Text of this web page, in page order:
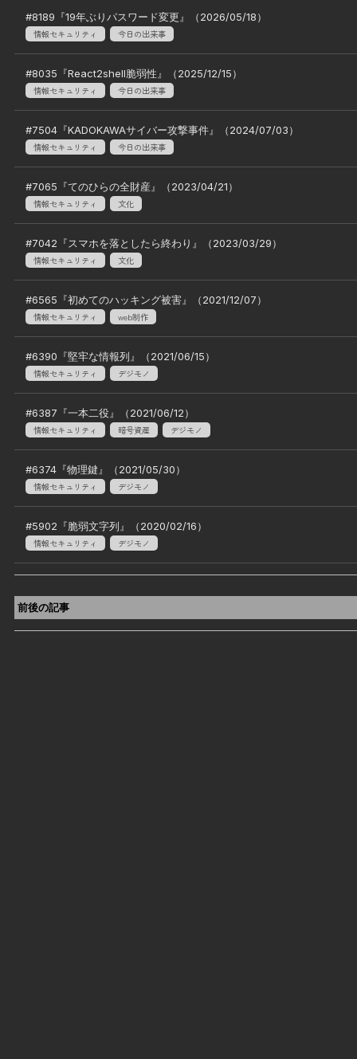
#8189 『19年ぶりパスワード変更 』（2026/05/18）
情報セキュリティ 今日の出来事
#8035 『React2shell脆弱性 』（2025/12/15）
情報セキュリティ 今日の出来事
#7504 『KADOKAWAサイバー攻撃事件』（2024/07/03）
情報セキュリティ 今日の出来事
#7065 『てのひらの全財産 』（2023/04/21）
情報セキュリティ 文化
#7042 『スマホを落としたら終わり 』（2023/03/29）
情報セキュリティ 文化
#6565 『初めてのハッキング被害』（2021/12/07）
情報セキュリティ web制作
#6390 『堅牢な情報列 』（2021/06/15）
情報セキュリティ デジモノ
#6387 『一本二役』（2021/06/12）
情報セキュリティ 暗号資産 デジモノ
#6374 『物理鍵 』（2021/05/30）
情報セキュリティ デジモノ
#5902 『脆弱文字列 』（2020/02/16）
情報セキュリティ デジモノ
前後の記事